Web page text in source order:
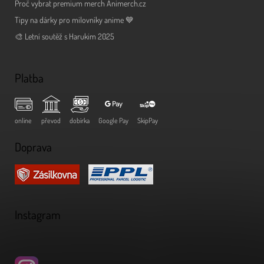
Proč vybrat premium merch Animerch.cz
Tipy na dárky pro milovníky anime 💙
🎨 Letní soutěž s Harukim 2025
Platba
online převod dobírka Google Pay SkipPay
Doprava
Instagram